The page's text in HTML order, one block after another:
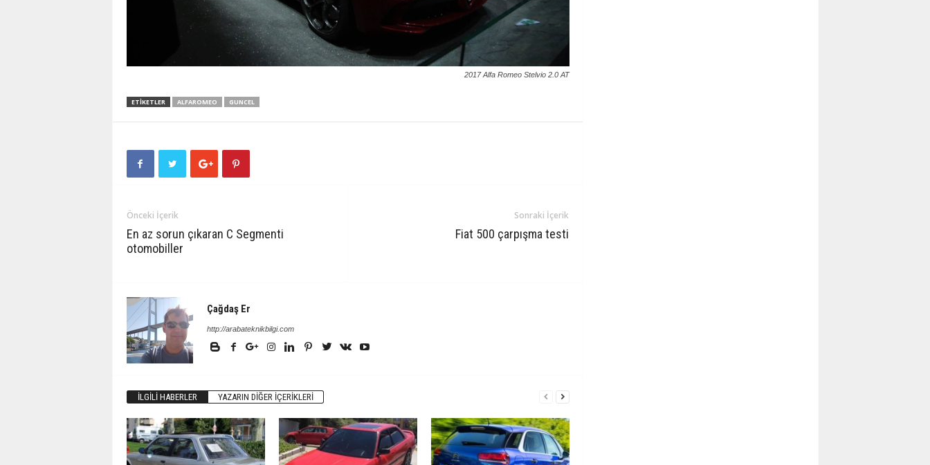
2017 Alfa Romeo Stelvio 2.0 AT
ETIKETLER ALFAROMEO GUNCEL
Önceki İçerik
En az sorun çıkaran C Segmenti
otomobiller
Sonraki İçerik
Fiat 500 çarpışma testi
Çağdaş Er
http://arabateknikbilgi.com
İLGILI HABERLER YAZARIN DIĞER İÇERIKLERI